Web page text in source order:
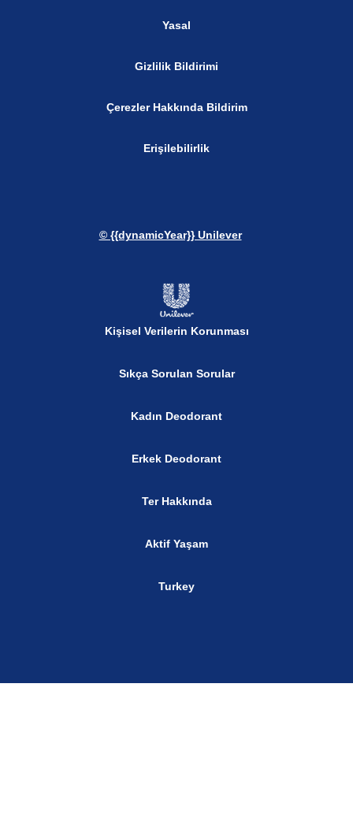
Yasal
Gizlilik Bildirimi
Çerezler Hakkında Bildirim
Erişilebilirlik
Kişisel Verilerin Korunması
Sıkça Sorulan Sorular
Kadın Deodorant
Erkek Deodorant
Ter Hakkında
Aktif Yaşam
Turkey
© {{dynamicYear}} Unilever